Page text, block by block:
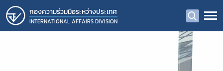
กองความร่วมมือระหว่างประเทศ
INTERNATIONAL AFFAIRS DIVISION